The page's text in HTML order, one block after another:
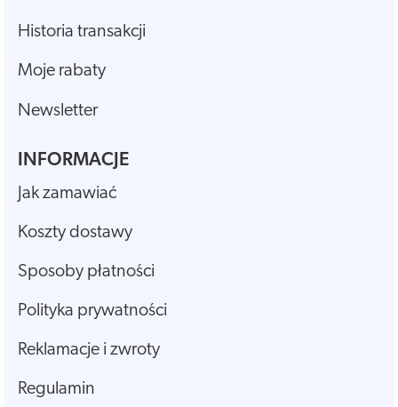
Historia transakcji
Moje rabaty
Newsletter
INFORMACJE
Jak zamawiać
Koszty dostawy
Sposoby płatności
Polityka prywatności
Reklamacje i zwroty
Regulamin